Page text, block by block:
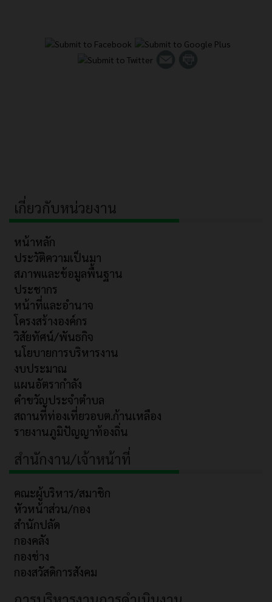
เกี่ยวกับหน่วยงาน
หน้าหลัก
ประวัติความเป็นมา
สภาพและข้อมูลพื้นฐาน
ประชากร
หน้าที่และอำนาจ
โครงสร้างองค์กร
วิสัยทัศน์/พันธกิจ
นโยบายการบริหารงาน
งบประมาณ
แผนอัตรากำลัง
คำขวัญประจำตำบล
สถานที่ท่องเที่ยวอบต.ก้านเหลือง
รายงานภูมิปัญญาท้องถิ่น
สำนักงาน/เจ้าหน้าที่
คณะผู้บริหาร/สมาชิก
หัวหน้าส่วน/กอง
สำนักปลัด
กองคลัง
กองช่าง
กองสวัสดิการสังคม